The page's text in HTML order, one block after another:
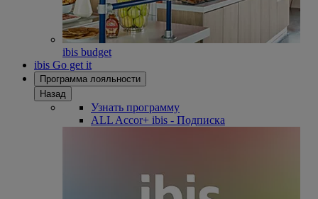
ibis budget
ibis Go get it
Программа лояльности
Назад
Узнать программу
ALL Accor+ ibis - Подписка